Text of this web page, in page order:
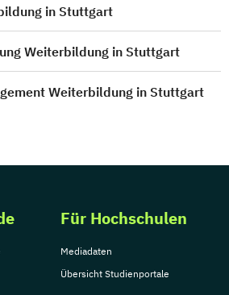
in Stuttgart
Weiterbildung in Stuttgart
Weiterbildung in Stuttgart
Für Hochschulen
Mediadaten
Übersicht Studienportale